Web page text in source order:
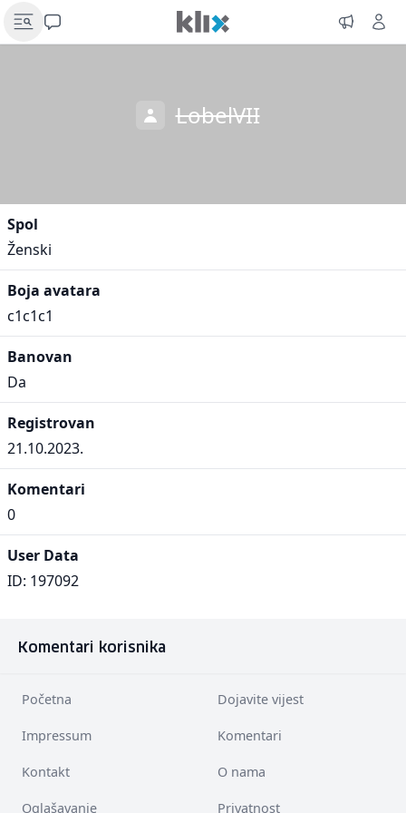
LobelVII
Spol
Ženski
Boja avatara
c1c1c1
Banovan
Da
Registrovan
21.10.2023.
Komentari
0
User Data
ID: 197092
Komentari korisnika
Početna Dojavite vijest
Impressum Komentari
Kontakt O nama
Oglašavanje Privatnost